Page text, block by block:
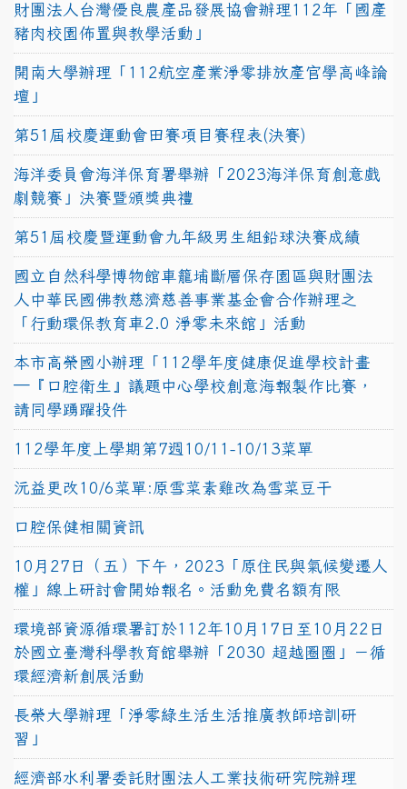
財團法人台灣優良農產品發展協會辦理112年「國產
豬肉校園佈置與教學活動」
開南大學辦理「112航空產業淨零排放產官學高峰論
壇」
第51屆校慶運動會田賽項目賽程表(決賽)
海洋委員會海洋保育署舉辦「2023海洋保育創意戲
劇競賽」決賽暨頒獎典禮
第51屆校慶暨運動會九年級男生組鉛球決賽成績
國立自然科學博物館車籠埔斷層保存園區與財團法
人中華民國佛教慈濟慈善事業基金會合作辦理之
「行動環保教育車2.0 淨零未來館」活動
本市高榮國小辦理「112學年度健康促進學校計畫
─『口腔衛生』議題中心學校創意海報製作比賽，
請同學踴躍投件
112學年度上學期第7週10/11-10/13菜單
沅益更改10/6菜單:原雪菜素雞改為雪菜豆干
口腔保健相關資訊
10月27日（五）下午，2023「原住民與氣候變遷人
權」線上研討會開始報名。活動免費名額有限
環境部資源循環署訂於112年10月17日至10月22日
於國立臺灣科學教育館舉辦「2030 超越圈圈」－循
環經濟新創展活動
長榮大學辦理「淨零綠生活生活推廣教師培訓研
習」
經濟部水利署委託財團法人工業技術研究院辦理